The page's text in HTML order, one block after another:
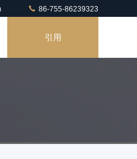
86-755-86239323
引用